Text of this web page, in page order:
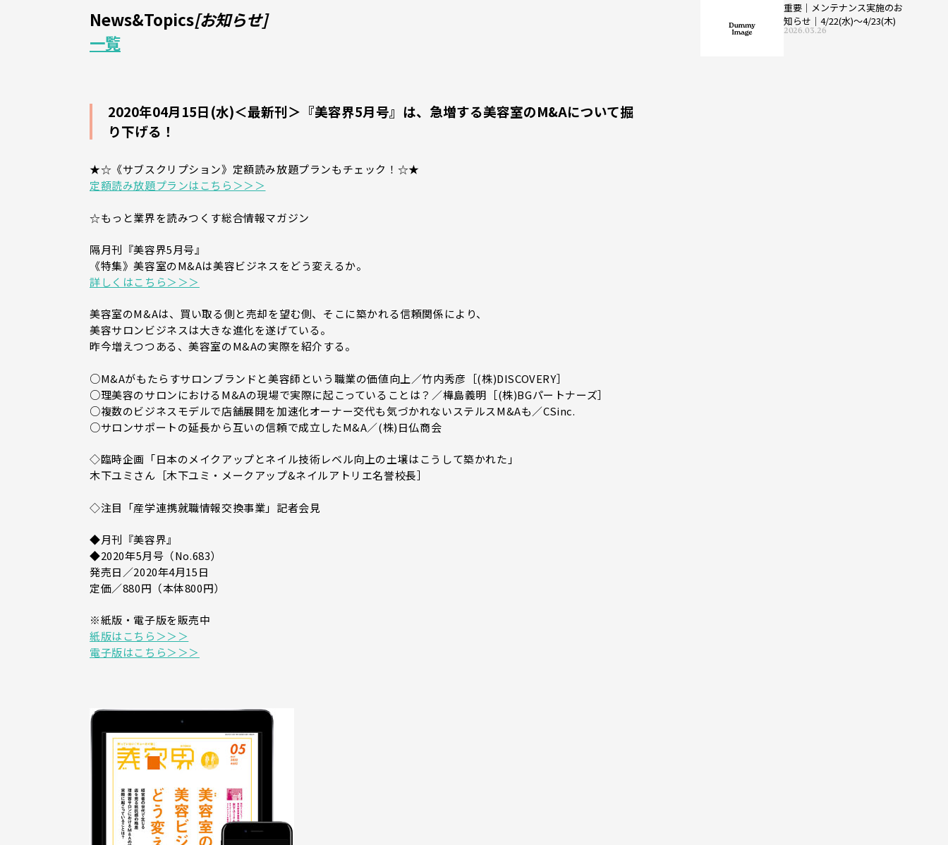
News&Topics[お知らせ]
一覧
2020年04月15日(水)＜最新刊＞『美容界5月号』は、急増する美容室のM&Aについて掘
り下げる！
★☆《サブスクリプション》定額読み放題プランもチェック！☆★
定額読み放題プランはこちら＞＞＞
☆もっと業界を読みつくす総合情報マガジン
隔月刊『美容界5月号』
《特集》美容室のM&Aは美容ビジネスをどう変えるか。
詳しくはこちら＞＞＞
美容室のM&Aは、買い取る側と売却を望む側、そこに築かれる信頼関係により、
美容サロンビジネスは大きな進化を遂げている。
昨今増えつつある、美容室のM&Aの実際を紹介する。
○M&Aがもたらすサロンブランドと美容師という職業の価値向上／竹内秀彦［(株)DISCOVERY］
○理美容のサロンにおけるM&Aの現場で実際に起こっていることは？／樺島義明［(株)BGパートナーズ］
○複数のビジネスモデルで店舗展開を加速化オーナー交代も気づかれないステルスM&Aも／CSinc.
○サロンサポートの延長から互いの信頼で成立したM&A／(株)日仏商会
◇臨時企画「日本のメイクアップとネイル技術レベル向上の土壌はこうして築かれた」
木下ユミさん［木下ユミ・メークアップ&ネイルアトリエ名誉校長］
◇注目「産学連携就職情報交換事業」記者会見
◆月刊『美容界』
◆2020年5月号（No.683）
発売日／2020年4月15日
定価／880円（本体800円）
※紙版・電子版を販売中
紙版はこちら＞＞＞
電子版はこちら＞＞＞
重要｜メンテナンス実施のお
知らせ｜4/22(水)〜4/23(木)
2026.03.26